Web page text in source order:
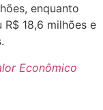
enquanto
18,6 milhões e
Econômico